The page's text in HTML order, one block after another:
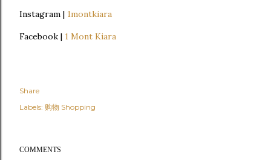
Instagram | 1montkiara
Facebook | 1 Mont Kiara
Share
Labels: 购物 Shopping
COMMENTS